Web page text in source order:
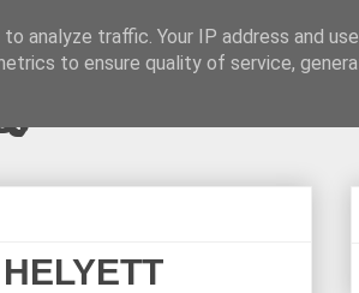
analyze traffic. Your IP address and
to ensure quality of service,